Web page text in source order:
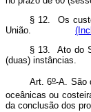
§ 12. Os
União.
§ 13. Ato do
(duas)
Art. 6o-A. São
oceânicas ou
da conclusão